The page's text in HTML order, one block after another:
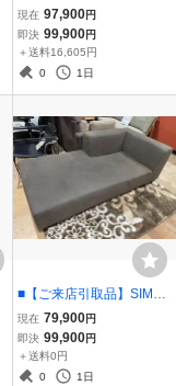
送（来店引取可） Panaso
nic 電動アシスト自転車 2
025年購入 26インチ ビビ
DX BE-FD633■
現在 97,900円
即決 99,900円
＋送料16,605円
0
1日
■【ご来店引取品】SIMM
ONS シモンズ Rettu レテ
ュ ポケットコイル肩肘ソ
ファ デイベッド グレー
（地方発送はご相談下さ
現在 79,900円
即決 99,900円
＋送料0円
0
1日